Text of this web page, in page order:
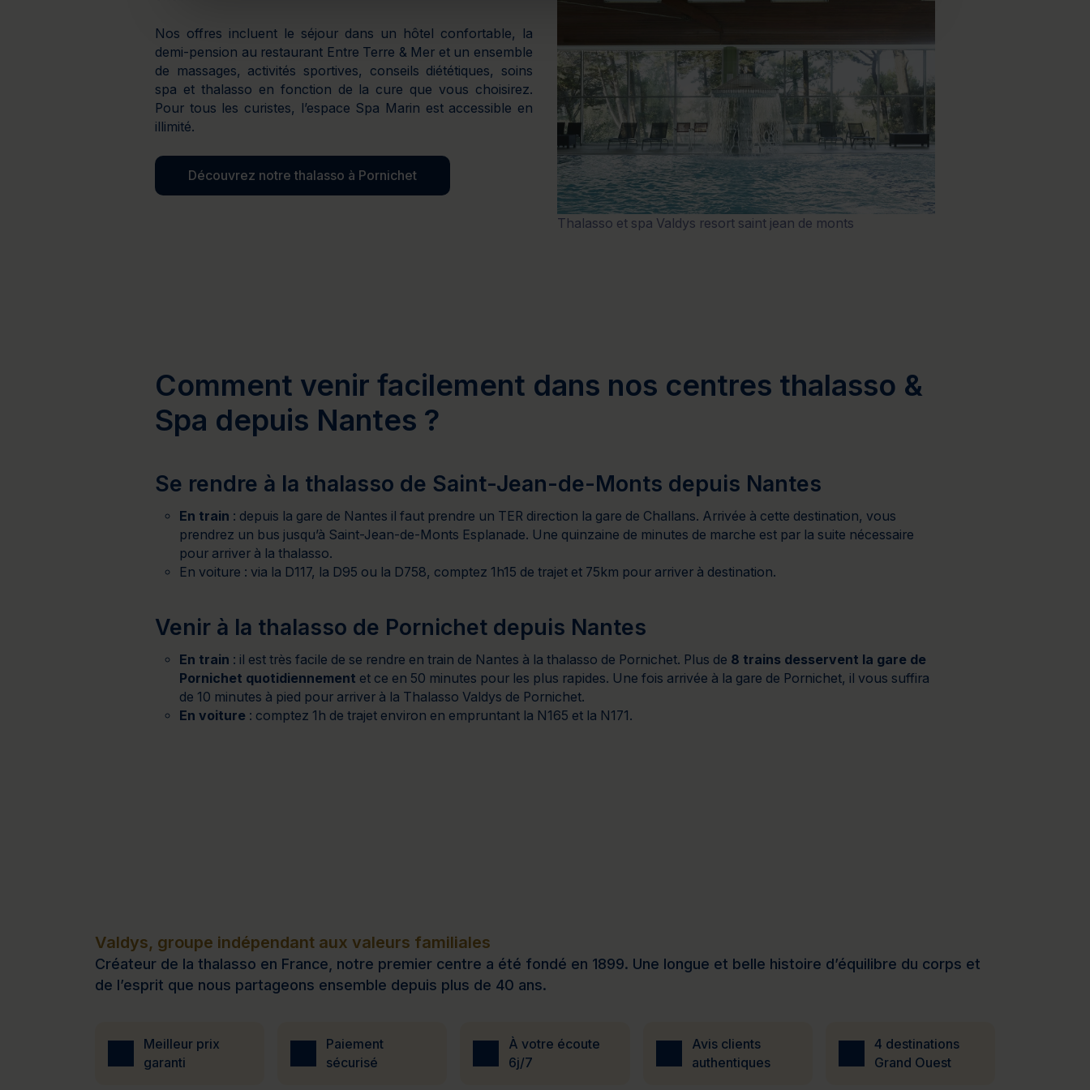
Nos offres incluent le séjour dans un hôtel confortable, la
demi-pension au restaurant Entre Terre & Mer et un ensemble
de massages, activités sportives, conseils diététiques, soins
spa et thalasso en fonction de la cure que vous choisirez.
Pour tous les curistes, l’espace Spa Marin est accessible en
illimité.
Découvrez notre thalasso à Pornichet
Thalasso et spa Valdys resort saint jean de monts
Comment venir facilement dans nos centres thalasso &
Spa depuis Nantes ?
Se rendre à la thalasso de Saint-Jean-de-Monts depuis Nantes
En train : depuis la gare de Nantes il faut prendre un TER direction la gare de Challans. Arrivée à cette destination, vous
prendrez un bus jusqu’à Saint-Jean-de-Monts Esplanade. Une quinzaine de minutes de marche est par la suite nécessaire
pour arriver à la thalasso.
En voiture : via la D117, la D95 ou la D758, comptez 1h15 de trajet et 75km pour arriver à destination.
Venir à la thalasso de Pornichet depuis Nantes
En train : il est très facile de se rendre en train de Nantes à la thalasso de Pornichet. Plus de 8 trains desservent la gare de
Pornichet quotidiennement et ce en 50 minutes pour les plus rapides. Une fois arrivée à la gare de Pornichet, il vous suffira
de 10 minutes à pied pour arriver à la Thalasso Valdys de Pornichet.
En voiture : comptez 1h de trajet environ en empruntant la N165 et la N171.
Valdys, groupe indépendant aux valeurs familiales
Créateur de la thalasso en France, notre premier centre a été fondé en 1899. Une longue et belle histoire d’équilibre du corps et
de l’esprit que nous partageons ensemble depuis plus de 40 ans.
Meilleur prix
garanti
Paiement
sécurisé
À votre écoute
6j/7
Avis clients
authentiques
4 destinations
Grand Ouest